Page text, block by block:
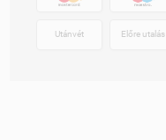
Utánvét Előre utalás